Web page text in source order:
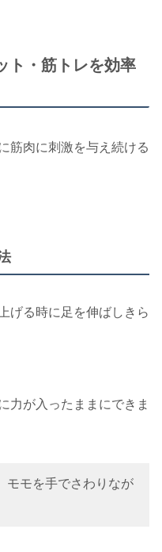
ト・筋トレを効率
筋肉に刺激を与え続ける
げる時に足を伸ばしきら
力が入ったままにできま
モモを手でさわりなが